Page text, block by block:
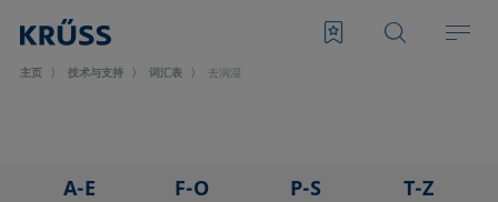
主页 技术与支持 词汇表 去润湿
A-E F-O P-S T-Z